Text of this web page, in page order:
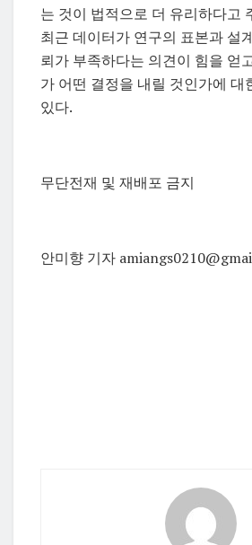
는 것이 법적으로 더 유리하다고
최근 데이터가 연구의 표본과 설
뢰가 부족하다는 의견이 힘을 얻
가 어떤 결정을 내릴 것인가에 대
있다.
무단전재 및 재배포 금지
안미향 기자